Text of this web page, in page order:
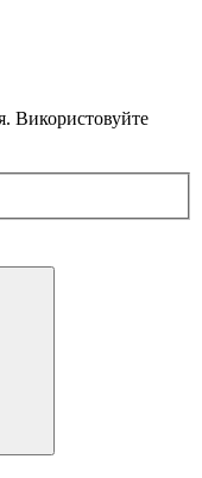
Використовуйте